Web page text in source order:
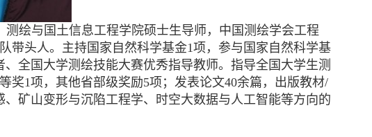
测绘与国土信息工程学院硕士生导师，中国测绘学会工程
带头人。主持国家自然科学基金1项，参与国家自然科学基
全国大学测绘技能大赛优秀指导教师。指导全国大学生测
奖1项，其他省部级奖励5项；发表论文40余篇，出版教材/
矿山变形与沉陷工程学、时空大数据与人工智能等方向的